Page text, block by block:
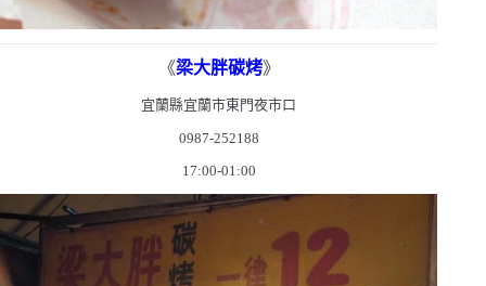
《梁大胖碳烤》
宜蘭縣宜蘭市東門夜市口
0987-252188
17:00-01:00